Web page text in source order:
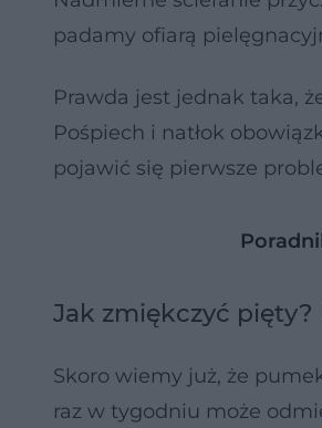
padamy ofiarą
Prawda jest jednak taka,
Pośpiech i natłok
pojawić się pierwsze
Jak zmiękczyć
Skoro wiemy już, że
raz w tygodniu może